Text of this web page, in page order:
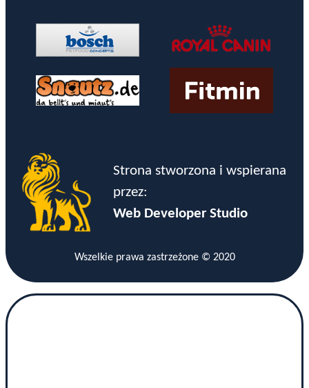
Strona stworzona i wspierana
przez:
Web Developer Studio
Wszelkie prawa zastrzeżone © 2020